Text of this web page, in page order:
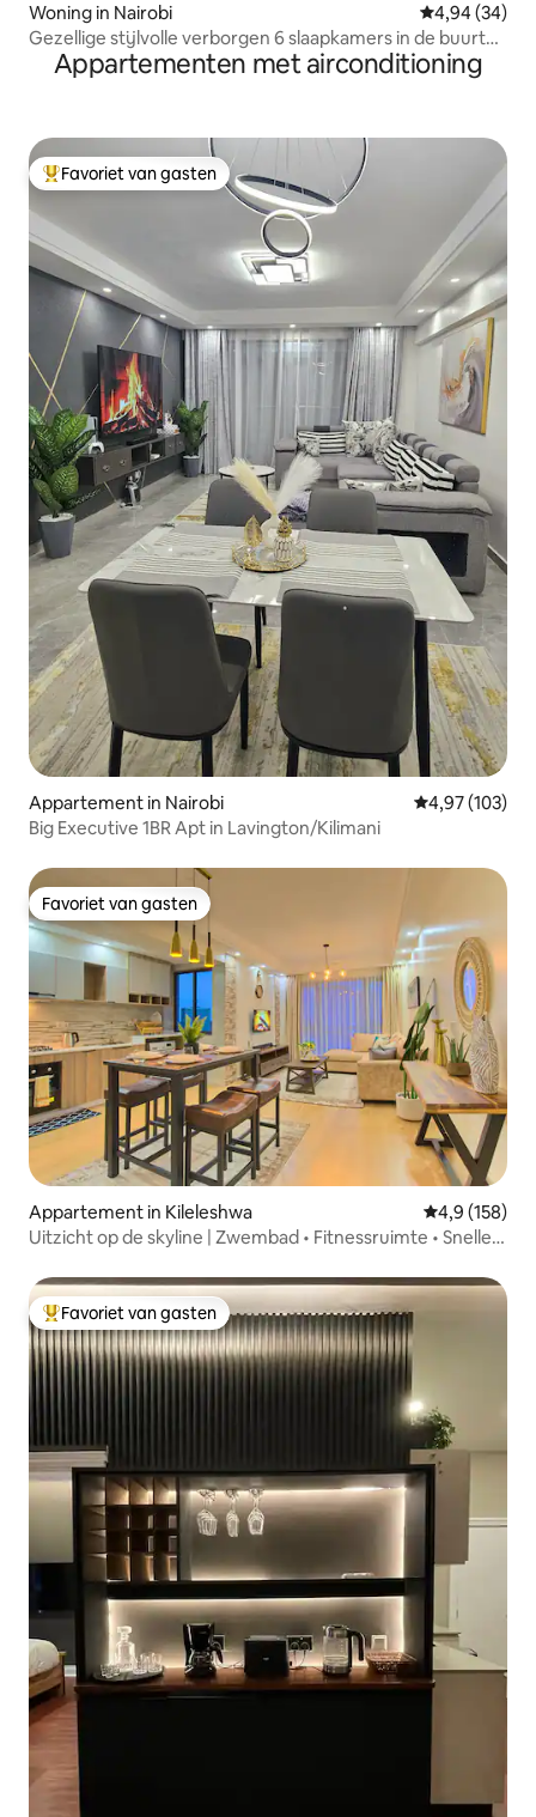
Woning in Nairobi Gemiddelde
4,94 (34)
Gezellige stijlvolle verborgen 6 slaapkamers in de buurt
van TRM/Gardencity
Appartementen met airconditioning
Topfavoriet van gasten
Favoriet van gasten
Appartement in Nairobi Gemiddelde
4,97 (103)
Big Executive 1BR Apt in Lavington/Kilimani
Favoriet van gasten
Favoriet van gasten
Appartement in Kileleshwa Gemiddelde
4,9 (158)
Uitzicht op de skyline | Zwembad • Fitnessruimte • Snelle
Topfavoriet van gasten
Favoriet van gasten